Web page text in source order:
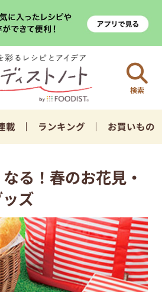
検索
載 ランキング お買いもの
る！春のお花見・
ズ